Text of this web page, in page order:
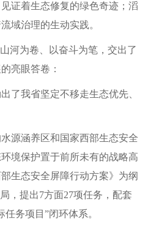
着生态修复的绿色奇迹；滔
域治理的生动实践。
为卷、以奋斗为笔，交出了
亮眼答卷：
我省坚定不移走生态优先、
涵养区和国家西部生态安全
境保护置于前所未有的战略高
生态安全屏障行动方案》为纲
，提出7方面27项任务，配套
务项目”闭环体系。